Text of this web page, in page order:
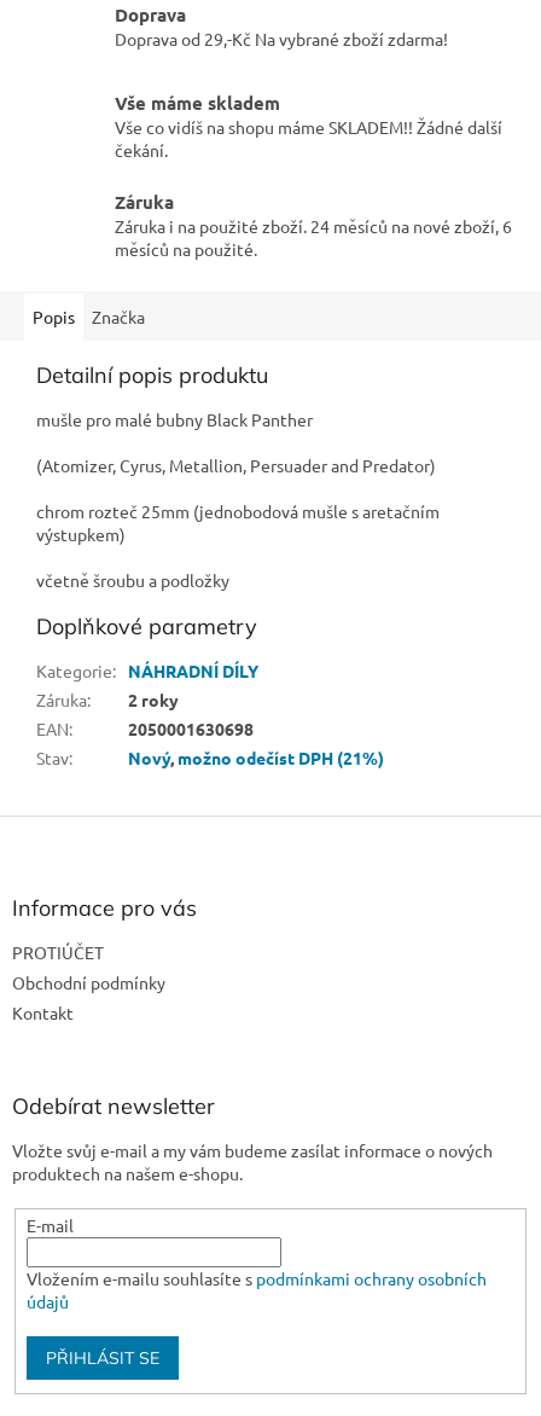
Doprava
Doprava od 29,-Kč Na vybrané zboží zdarma!
Vše máme skladem
Vše co vidíš na shopu máme SKLADEM!! Žádné další
čekání.
Záruka
Záruka i na použité zboží. 24 měsíců na nové zboží, 6
měsíců na použité.
Popis Značka
Detailní popis produktu
mušle pro malé bubny Black Panther
(Atomizer, Cyrus, Metallion, Persuader and Predator)
chrom rozteč 25mm (jednobodová mušle s aretačním
výstupkem)
včetně šroubu a podložky
Doplňkové parametry
Kategorie:
NÁHRADNÍ DÍLY
Záruka:
2 roky
EAN:
2050001630698
Stav: Nový, možno odečíst DPH (21%)
Z
Informace pro vás
PROTIÚČET
Obchodní podmínky
Kontakt
Odebírat newsletter
Vložte svůj e-mail a my vám budeme zasílat informace o nových
produktech na našem e-shopu.
E-mail
Vložením e-mailu souhlasíte s podmínkami ochrany osobních
údajů
PŘIHLÁSIT SE